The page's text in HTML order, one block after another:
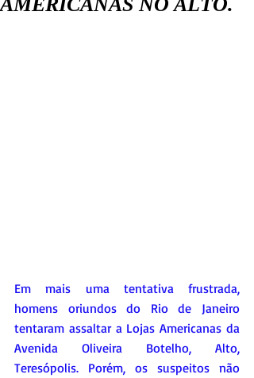
Em mais uma tentativa frustrada,
homens oriundos do Rio de Janeiro
tentaram assaltar a Lojas Americanas da
Avenida Oliveira Botelho, Alto,
Teresópolis. Porém, os suspeitos não